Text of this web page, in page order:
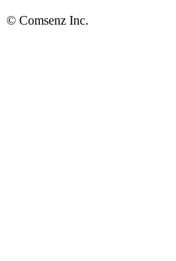
© Comsenz Inc.